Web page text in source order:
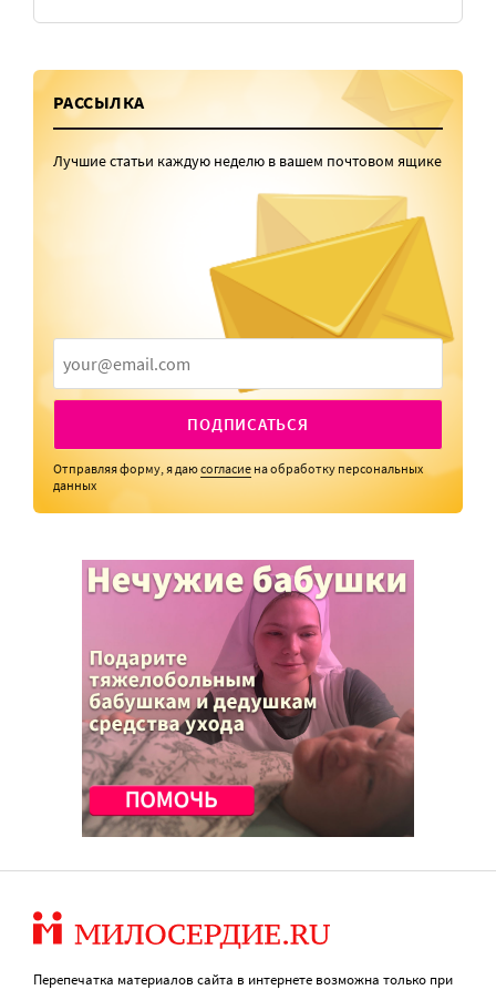
РАССЫЛКА
Лучшие статьи каждую неделю в вашем почтовом ящике
ПОДПИСАТЬСЯ
Отправляя форму, я даюсогласие на обработку персональных
данных
Перепечатка материалов сайта в интернете возможна только при